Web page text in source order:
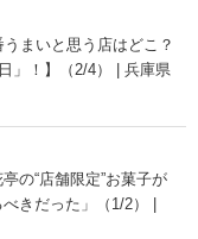
まいと思う店はどこ？
」！】（2/4） | 兵庫県
の“店舗限定”お菓子が
きだった」（1/2） |